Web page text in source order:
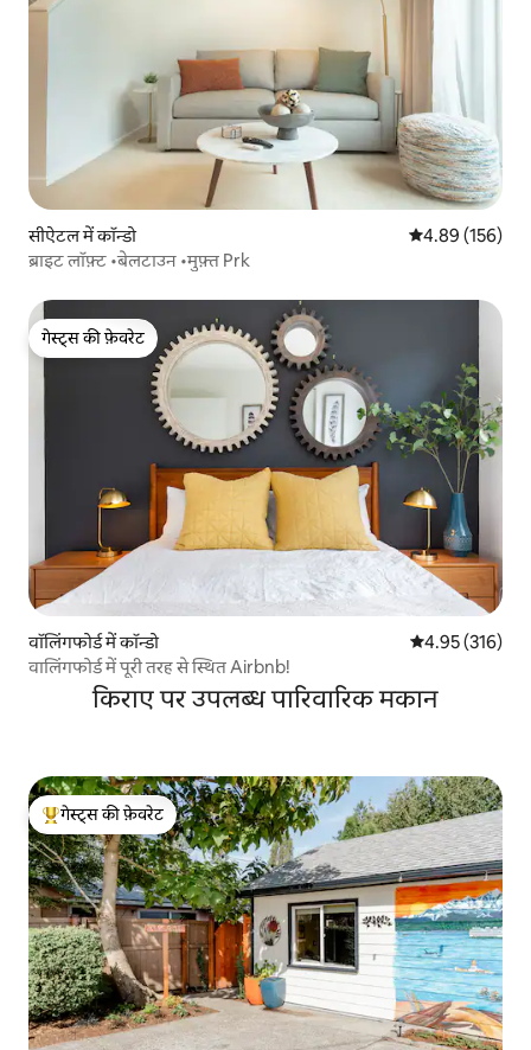
सीऐटल में कॉन्डो औसत रेटिंग 5 में से
4.89 (156)
ब्राइट लॉफ़्ट •बेलटाउन •मुफ़्त Prk
गेस्ट्स की फ़ेवरेट
गेस्ट्स की फ़ेवरेट
वॉलिंगफोर्ड में कॉन्डो औसत रेटिंग 5 में से
4.95 (316)
वालिंगफोर्ड में पूरी तरह से स्थित Airbnb!
किराए पर उपलब्ध पारिवारिक मकान
गेस्ट्स का टॉप फ़ेवरेट
गेस्ट्स की फ़ेवरेट